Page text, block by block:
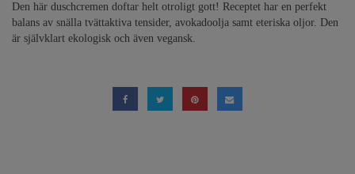
Den här duschcremen doftar helt otroligt gott! Receptet har en perfekt
balans av snälla tvättaktiva tensider, avokadoolja samt eteriska oljor. Den
är självklart ekologisk och även vegansk.